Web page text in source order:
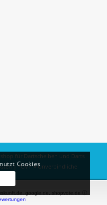
für Dartscheiben und Darts
| *UVP = Unverbindliche
Cookies
google.de, shopvote.de ⓘ